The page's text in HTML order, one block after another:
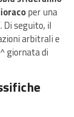
per una
seguito, il
arbitrali e
giornata di